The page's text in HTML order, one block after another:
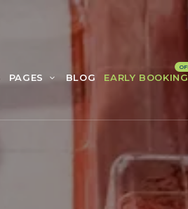
PAGES BLOG EARLY BOOKING